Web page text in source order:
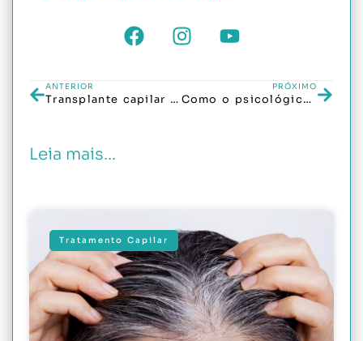
ANTERIOR
Transplante capilar em Idosos: Vantagens e cuidados
PRÓXIMO
Como o psicológico afeta a queda dos cabelos?
Leia mais...
Tratamento Capilar